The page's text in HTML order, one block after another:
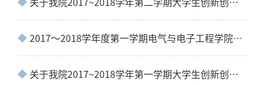
2017～2018学年度第一学期电气与电子工程学院大学生创新创业训练计划项目征集汇总表
关于我院2017~2018学年第一学期大学生创新创业训练计划项目申报工作的通知